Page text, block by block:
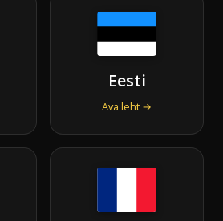
Eesti
Ava leht →